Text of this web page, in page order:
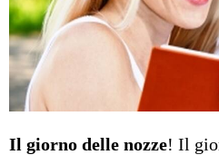
Il giorno delle nozze! Il